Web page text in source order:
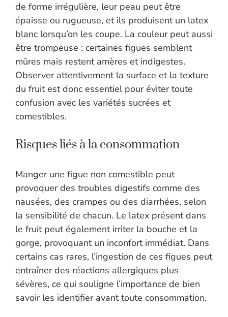
de forme irrégulière, leur peau peut être
épaisse ou rugueuse, et ils produisent un latex
blanc lorsqu’on les coupe. La couleur peut aussi
être trompeuse : certaines figues semblent
mûres mais restent amères et indigestes.
Observer attentivement la surface et la texture
du fruit est donc essentiel pour éviter toute
confusion avec les variétés sucrées et
comestibles.
Risques liés à la consommation
Manger une figue non comestible peut
provoquer des troubles digestifs comme des
nausées, des crampes ou des diarrhées, selon
la sensibilité de chacun. Le latex présent dans
le fruit peut également irriter la bouche et la
gorge, provoquant un inconfort immédiat. Dans
certains cas rares, l’ingestion de ces figues peut
entraîner des réactions allergiques plus
sévères, ce qui souligne l’importance de bien
savoir les identifier avant toute consommation.